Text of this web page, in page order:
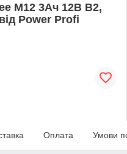
M12 3Ач 12В B2,
Power Profi
Оплата Умови